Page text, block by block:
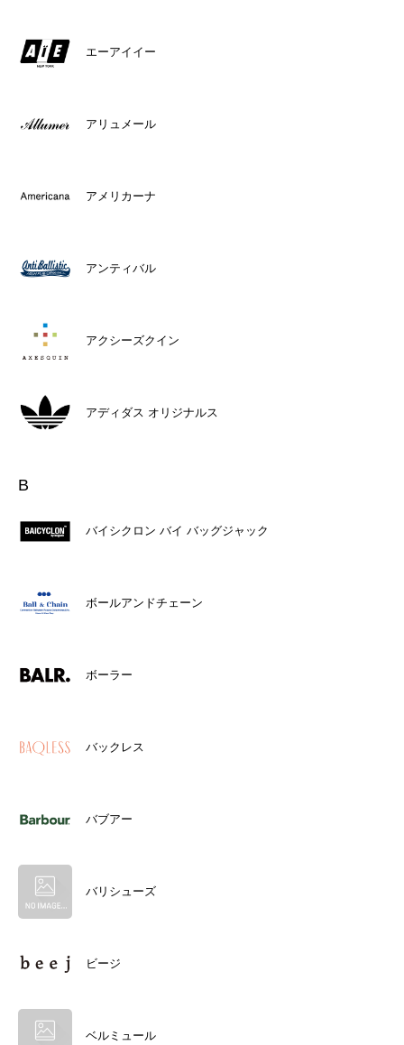
エーアイイー
アリュメール
アメリカーナ
アンティバル
アクシーズクイン
アディダス オリジナルス
B
バイシクロン バイ バッグジャック
ボールアンドチェーン
ボーラー
バックレス
バブアー
バリシューズ
ビージ
ベルミュール